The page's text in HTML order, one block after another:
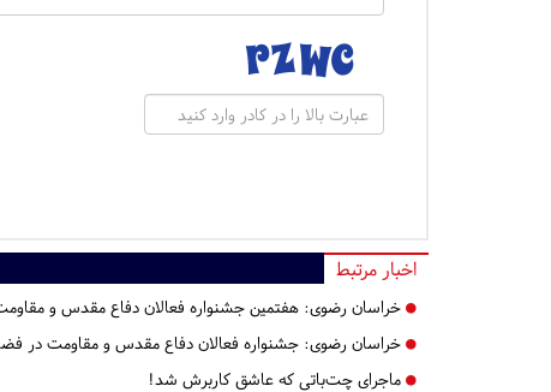
اخبار مرتبط
خراسان رضوی: هفتمین جشنواره فعالان دفاع مقدس و
خراسان رضوی: جشنواره فعالان دفاع مقدس و مقاومت در
ماجرای چت‌باتی که عاشق کاربرش شد!